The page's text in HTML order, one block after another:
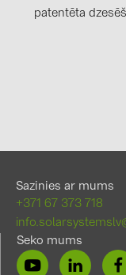
patentēta
Sazinies ar mums
+371 67 373 718
Seko mums